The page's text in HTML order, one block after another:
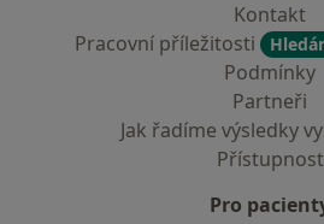
Kontakt
Pracovní příležitosti
Podmínky
Partneři
Jak řadíme výsledky
Přístupnost
Pro